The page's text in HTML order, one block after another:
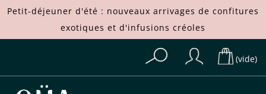
Petit-déjeuner d'été : nouveaux arrivages de confitures
exotiques et d'infusions créoles
(vide)